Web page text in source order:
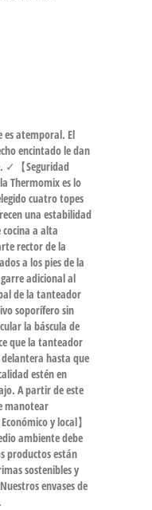
es atemporal. El
encintado le dan
✓【Seguridad
Thermomix es lo
cuatro topes
una estabilidad
a alta
rector de la
a los pies de la
adicional al
de la tanteador
soporífero sin
la báscula de
que la tanteador
hasta que
estén en
A partir de este
manotear
y local】
ambiente debe
productos están
sostenibles y
envases de